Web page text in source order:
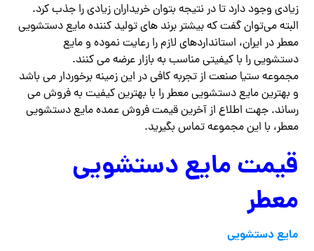
زیادی وجود دارد تا در نتیجه بتوان خریداران زیادی را جذب کرد.
البته می‌توان گفت که بیشتر برند های تولید کننده مایع دستشویی
معطر در ایران، استانداردهای لازم را رعایت نموده و مایع
دستشویی را با کیفیتی مناسب به بازار عرضه می کنند.
مجموعه ستیا صنعت از تجربه کافی در این زمینه برخوردار می باشد
و بهترین مایع دستشویی معطر را با بهترین کیفیت به فروش می
رساند. جهت اطلاع از آخرین قیمت فروش عمده مایع دستشویی
معطر، با این مجموعه تماس بگیرید.
قیمت مایع دستشویی
معطر
مایع دستشویی